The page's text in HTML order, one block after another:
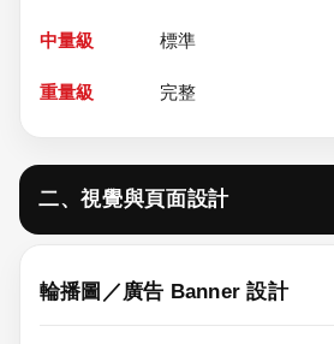
標準
完整
二、視覺與頁面設計
輪播圖／廣告 Banner 設計